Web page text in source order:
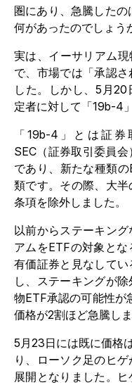
圏にあり、急騰した
何があったのでしょう
実は、イーサリアム
で、市場では「承認
した。しかし、5月
定者に対して「19b-4
「19b-4」とは証
SEC（証券取引委員
であり、新たな種類
類です。その際、大
条項を除外しました。
以前からステーキン
アムをETFの対象とな
有価証券と見なして
し、ステーキングが
物ETF承認の可能性が
価格が2割ほど急騰しま
5月23日には既に価格
り、ローソク足のヒ
展開となりました。